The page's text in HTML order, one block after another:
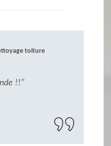
toiture
!!"